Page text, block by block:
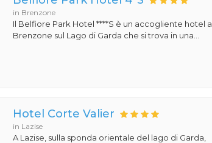
in Brenzone
Il Belfiore Park Hotel ****S è un accogliente hotel a
Brenzone sul Lago di Garda che si trova in una...
Hotel Corte Valier
in Lazise
A Lazise, sulla sponda orientale del lago di Garda,